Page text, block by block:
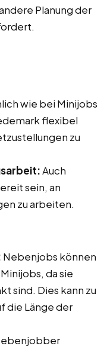
Planung der
wie bei Minijobs
flexibel
zu
Auch
sein, an
zu arbeiten.
Nebenjobs können
da sie
sind. Dies kann zu
die Länge der